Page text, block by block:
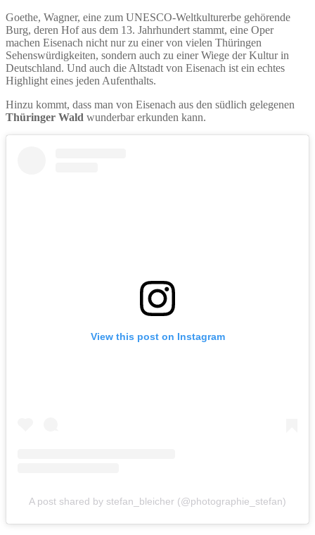
Goethe, Wagner, eine zum UNESCO-Weltkulturerbe gehörende
Burg, deren Hof aus dem 13. Jahrhundert stammt, eine Oper
machen Eisenach nicht nur zu einer von vielen Thüringen
Sehenswürdigkeiten, sondern auch zu einer Wiege der Kultur in
Deutschland. Und auch die Altstadt von Eisenach ist ein echtes
Highlight eines jeden Aufenthalts.
Hinzu kommt, dass man von Eisenach aus den südlich gelegenen
Thüringer Wald wunderbar erkunden kann.
View this post on Instagram
A post shared by stefan_bleicher (@photographie_stefan)